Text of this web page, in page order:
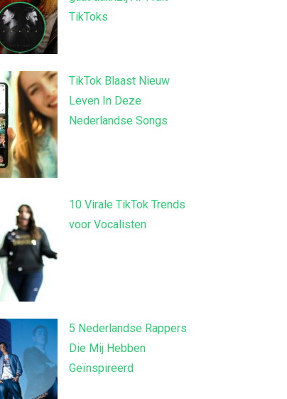
TikToks
TikTok Blaast Nieuw
Leven In Deze
Nederlandse Songs
10 Virale TikTok Trends
voor Vocalisten
5 Nederlandse Rappers
Die Mij Hebben
Geïnspireerd